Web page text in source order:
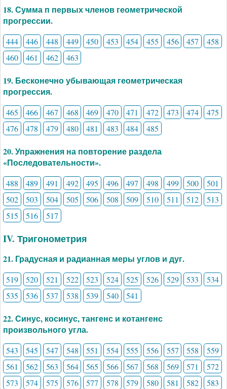
18. Сумма п первых членов геометрической
прогрессии.
444 446 448 449 450 453 454 455 456 457
458
460
461 462 463
19. Бесконечно убывающая геометрическая
прогрессия.
465 466 467 468 469 470 471 472 473 474
475
476
478 479 480 481 483 484 485
20. Упражнения на повторение раздела
«Последовательности».
488 489 491 492 495 496 497 498 499 500
501
502
503 504 505 506 508 509 510 511 512
513
515
516 517
IV. Тригонометрия
21. Градусная и радианная меры углов и дуг.
519 520 521 522 523 524 525 526 529 533
534
535
536 537 538 539 540 541
22. Синус, косинус, тангенс и котангенс
произвольного угла.
543 545 547 548 551 554 555 556 557 558
559
561
562 563 564 565 566 567 568 569 571
572
573
574 575 576 577 578 579 580 581 582
583